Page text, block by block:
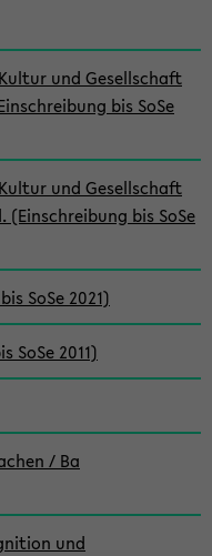
und Gesellschaft
bis SoSe
und Gesellschaft
bis SoSe
SoSe 2021)
SoSe 2011)
/ Ba
und